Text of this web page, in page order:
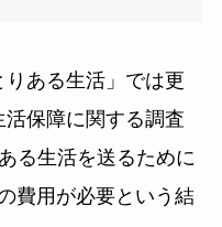
ある生活」では更
保障に関する調査
る生活を送るために
費用が必要という結